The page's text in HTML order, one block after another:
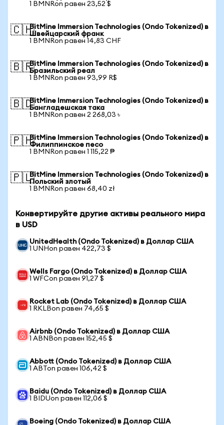
1 BMNRon равен 23,52 $
🇨🇭BitMine Immersion Technologies (Ondo Tokenized) в
Швейцарский франк
1 BMNRon равен 14,83 CHF
🇧🇷BitMine Immersion Technologies (Ondo Tokenized) в
Бразильский реал
1 BMNRon равен 93,99 R$
🇧🇩BitMine Immersion Technologies (Ondo Tokenized) в
Бангладешская така
1 BMNRon равен 2 268,03 ৳
🇵🇭BitMine Immersion Technologies (Ondo Tokenized) в
Филиппинское песо
1 BMNRon равен 1 115,22 ₱
🇵🇱BitMine Immersion Technologies (Ondo Tokenized) в
Польский злотый
1 BMNRon равен 68,40 zł
Конвертируйте другие активы реального мира
в USD
UnitedHealth (Ondo Tokenized) в Доллар США
1 UNHon равен 422,73 $
Wells Fargo (Ondo Tokenized) в Доллар США
1 WFCon равен 91,27 $
Rocket Lab (Ondo Tokenized) в Доллар США
1 RKLBon равен 74,65 $
Airbnb (Ondo Tokenized) в Доллар США
1 ABNBon равен 152,45 $
Abbott (Ondo Tokenized) в Доллар США
1 ABTon равен 106,42 $
Baidu (Ondo Tokenized) в Доллар США
1 BIDUon равен 112,06 $
Boeing (Ondo Tokenized) в Доллар США